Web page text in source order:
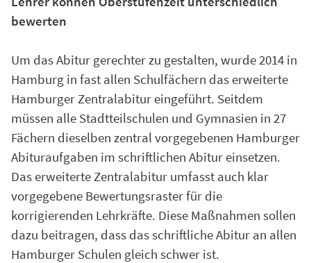
bewerten
Um das Abitur gerechter zu gestalten, wurde 2014 in
Hamburg in fast allen Schulfächern das erweiterte
Hamburger Zentralabitur eingeführt. Seitdem
müssen alle Stadtteilschulen und Gymnasien in 27
Fächern dieselben zentral vorgegebenen Hamburger
Abituraufgaben im schriftlichen Abitur einsetzen.
Das erweiterte Zentralabitur umfasst auch klar
vorgegebene Bewertungsraster für die
korrigierenden Lehrkräfte. Diese Maßnahmen sollen
dazu beitragen, dass das schriftliche Abitur an allen
Hamburger Schulen gleich schwer ist.